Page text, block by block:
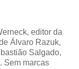
editor da
Álvaro Razuk,
Salgado,
Sem marcas